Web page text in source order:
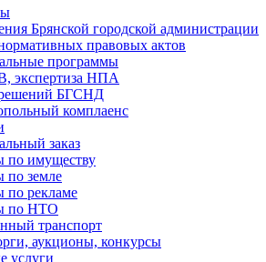
Брянской городской администрации
правовых актов
программы
экспертиза НПА
БГСНД
комплаенс
заказ
по имуществу
по земле
по рекламе
по НТО
транспорт
аукционы, конкурсы
услуги